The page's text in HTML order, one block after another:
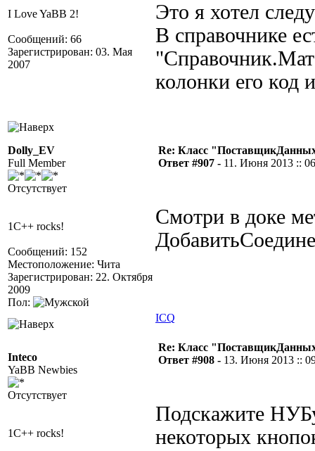
I Love YaBB 2!
Сообщений: 66
Зарегистрирован: 03. Мая
2007
Это я хотел
В справочнике
колонки его код
Dolly_EV
Full Member
Отсутствует
1C++ rocks!
Сообщений: 152
Местоположение: Чита
Зарегистрирован: 22. Октября
2009
Пол:
Re: Класс
Ответ #907 - 11. Июня 2013 ::
Смотри в доке
ICQ
Inteco
YaBB Newbies
Отсутствует
1C++ rocks!
Re: Класс
Ответ #908 - 13. Июня 2013 ::
Подскажите
некоторых